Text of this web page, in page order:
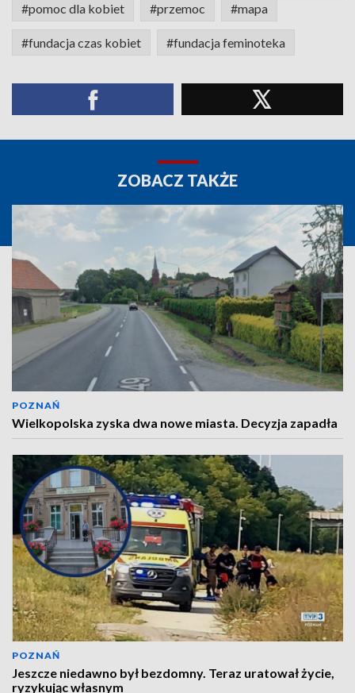
#pomoc dla kobiet #przemoc #mapa
#fundacja czas kobiet #fundacja feminoteka
ZOBACZ TAKŻE
POZNAŃ
Wielkopolska zyska dwa nowe miasta. Decyzja zapadła
POZNAŃ
Jeszcze niedawno był bezdomny. Teraz uratował życie,
ryzykując własnym